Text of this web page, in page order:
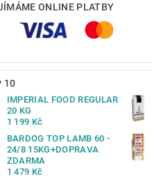
ONLINE PLATBY
10
IMPERIAL FOOD REGULAR
20 KG
1 199 Kč
BARDOG TOP LAMB 60 -
24/8 15KG+DOPRAVA
ZDARMA
1 479 Kč